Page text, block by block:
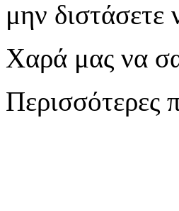
μην διστάσετε
Χαρά μας να
Περισσότερες